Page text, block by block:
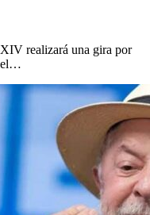
realizará una gira por
el…